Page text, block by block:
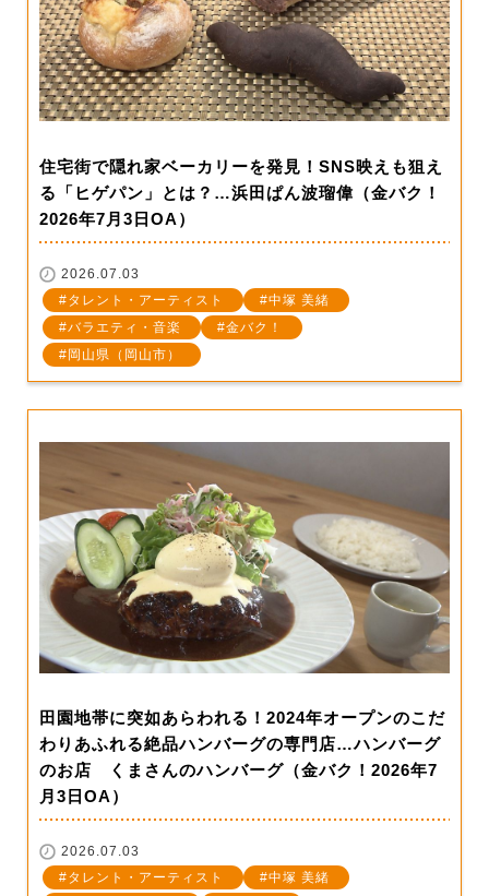
住宅街で隠れ家ベーカリーを発見！SNS映えも狙え
る「ヒゲパン」とは？…浜田ぱん波瑠偉（金バク！
2026年7月3日OA）
2026.07.03
タレント・アーティスト
中塚 美緒
バラエティ・音楽
金バク！
岡山県（岡山市）
田園地帯に突如あらわれる！2024年オープンのこだ
わりあふれる絶品ハンバーグの専門店…ハンバーグ
のお店 くまさんのハンバーグ（金バク！2026年7
月3日OA）
2026.07.03
タレント・アーティスト
中塚 美緒